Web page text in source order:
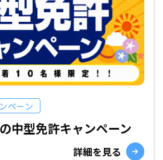
ペーン
中型免許キャンペーン
詳細を見る